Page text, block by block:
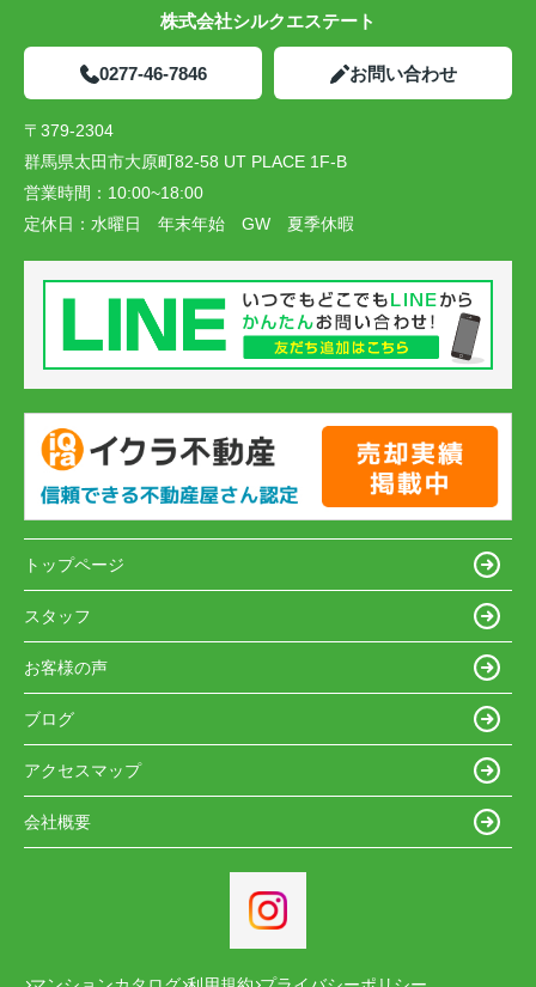
株式会社シルクエステート
0277-46-7846 お問い合わせ
〒379-2304
群馬県太田市大原町82-58 UT PLACE 1F-B
営業時間： 10:00~18:00
定休日： 水曜日 年末年始 GW 夏季休暇
トップページ
スタッフ
お客様の声
ブログ
アクセスマップ
会社概要